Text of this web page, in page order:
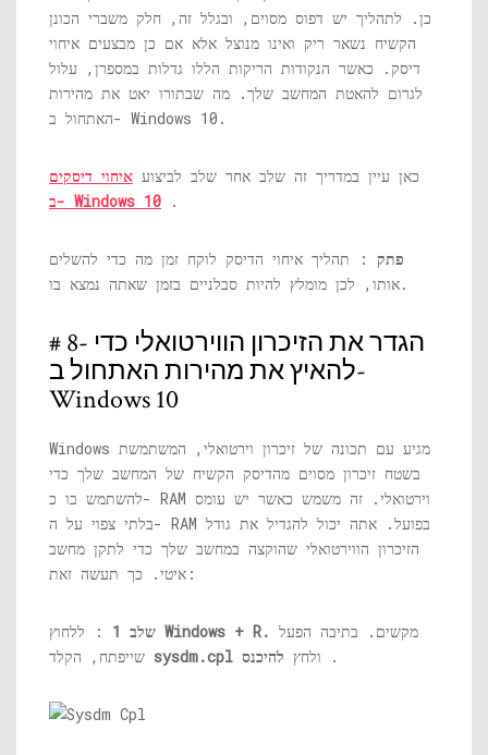
כן. לתהליך יש דפוס מסוים, ובגלל זה, חלק משברי הכונן
הקשיח נשאר ריק ואינו מנוצל אלא אם כן מבצעים איחוי
דיסק. כאשר הנקודות הריקות הללו גדלות במספרן, עלול
לגרום להאטת המחשב שלך. מה שבתורו יאט את מהירות
האתחול ב- Windows 10.
כאן עיין במדריך זה שלב אחר שלב לביצוע איחוי דיסקים
ב- Windows 10 .
פתק : תהליך איחוי הדיסק לוקח זמן מה כדי להשלים
אותו, לכן מומלץ להיות סבלניים בזמן שאתה נמצא בו.
# 8- הגדר את הזיכרון הווירטואלי כדי
להאיץ את מהירות האתחול ב-
Windows 10
Windows מגיע עם תכונה של זיכרון וירטואלי, המשתמשת
בשטח זיכרון מסוים מהדיסק הקשיח של המחשב שלך כדי
להשתמש בו כ- RAM וירטואלי. זה משמש כאשר יש עומס
בלתי צפוי על ה- RAM בפועל. אתה יכול להגדיל את גודל
הזיכרון הווירטואלי שהוקצה במחשב שלך כדי לתקן מחשב
איטי. כך תעשה זאת:
שלב 1 Windows + R.
sysdm.cpl ולחץ להיכנס .